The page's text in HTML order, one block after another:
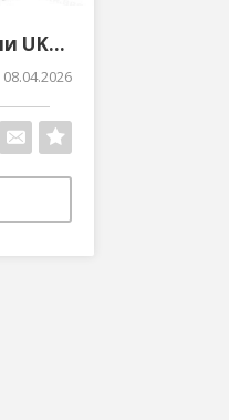
Опалювальні котли UKRBRO від виробника
08.04.2026